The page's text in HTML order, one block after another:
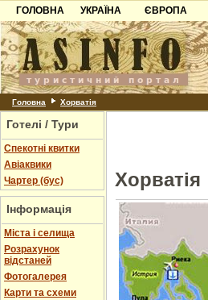
ГОЛОВНА
УКРАЇНА
Карпати
Азов
Причорноморря
Шацьк
ЄВРОПА
Чорногорія
Хорватія
Болгарія
Головна Хорватія
Готелі / Тури
Спекотні квитки
Авіаквики
Чартер (бус)
Інформація
Міста і селища
Розрахунок
відстаней
Фотогалерея
Карти та схеми
Хорватія